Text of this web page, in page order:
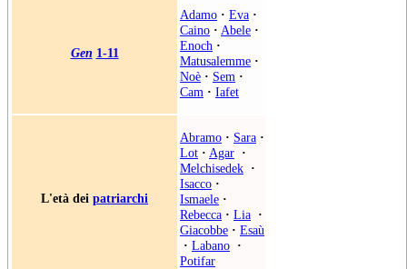
Gen 1-11
Adamo · Eva ·
Caino · Abele ·
Enoch ·
Matusalemme ·
Noè · Sem ·
Cam · Iafet
L'età dei patriarchi
Abramo · Sara ·
Lot · Agar ·
Melchisedek ·
Isacco ·
Ismaele ·
Rebecca · Lia ·
Giacobbe · Esaù
· Labano ·
Potifar